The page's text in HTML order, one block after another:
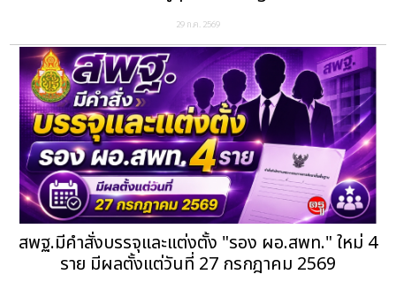
29 ก.ค. 2569
สพฐ.มีคำสั่งบรรจุและแต่งตั้ง "รอง ผอ.สพท." ใหม่ 4
ราย มีผลตั้งแต่วันที่ 27 กรกฎาคม 2569